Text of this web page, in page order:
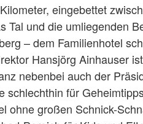
eingebettet
Tal und die umliegenden
– dem Familienhotel
Hansjörg Ainhauser
nebenbei auch der
schlechthin für
ohne großen Schnick-